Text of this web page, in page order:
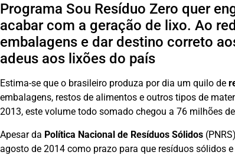
Programa Sou Resíduo Zero quer
acabar com a geração de lixo. Ao
embalagens e dar destino correto
adeus aos lixões do país
Estima-se que o brasileiro produza por dia um quilo de
embalagens, restos de alimentos e outros tipos de
2013, este volume todo somado chegou a 76 milhões
Apesar da Política Nacional de Resíduos Sólidos
agosto de 2014 como prazo para que resíduos sólidos